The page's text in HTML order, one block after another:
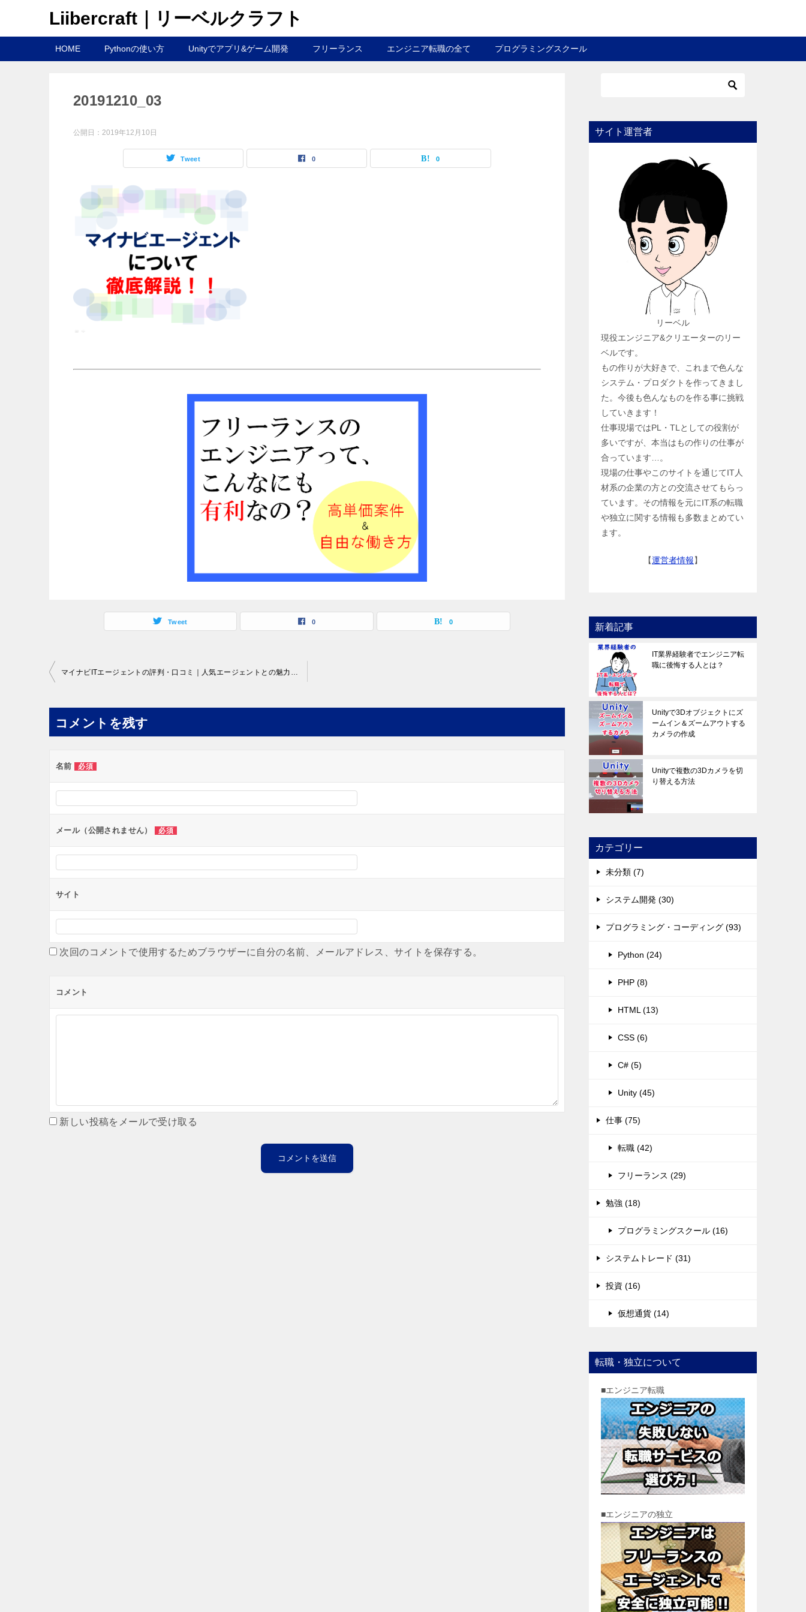
Liibercraft｜リーベルクラフト
HOME Pythonの使い方 Unityでアプリ&ゲーム開発 フリーランス エンジニア転職の全て プログラミングスクール
20191210_03
公開日： 2019年12月10日
Tweet 0 0
Tweet 0 0
投
ナ
ビ
ー
ョ
ン
マイナビITエージェントの評判・口コミ｜人気エージェントとの魅力とは？
コメントを残す
名前 必須
メール（公開されません） 必須
サイト
次回のコメントで使用するためブラウザーに自分の名前、メールアドレス、サイトを保存する。
コメント
新しい投稿をメールで受け取る
サイト運営者
リーベル
現役エンジニア&クリエーターのリー
ベルです。
もの作りが大好きで、これまで色んな
システム・プロダクトを作ってきまし
た。今後も色んなものを作る事に挑戦
していきます！
仕事現場ではPL・TLとしての役割が
多いですが、本当はもの作りの仕事が
合っています…。
現場の仕事やこのサイトを通じてIT人
材系の企業の方との交流させてもらっ
ています。その情報を元にIT系の転職
や独立に関する情報も多数まとめてい
ます。
【運営者情報】
新着記事
IT業界経験者でエンジニア転
職に後悔する人とは？
Unityで3Dオブジェクトにズ
ームイン＆ズームアウトする
カメラの作成
Unityで複数の3Dカメラを切
り替える方法
カテゴリー
未分類 (7)
システム開発 (30)
プログラミング・コーディング (93)
Python (24)
PHP (8)
HTML (13)
CSS (6)
C# (5)
Unity (45)
仕事 (75)
転職 (42)
フリーランス (29)
勉強 (18)
プログラミングスクール (16)
システムトレード (31)
投資 (16)
仮想通貨 (14)
転職・独立について
■エンジニア転職
■エンジニアの独立